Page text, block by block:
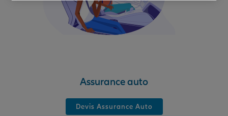
Assurance auto
Devis Assurance Auto